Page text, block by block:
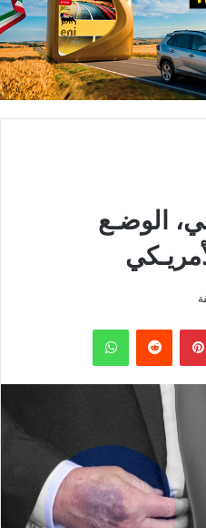
الوضـع
بينتيريست واتساب